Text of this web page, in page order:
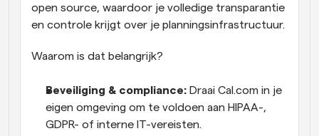
open source, waardoor je volledige transparantie
en controle krijgt over je planningsinfrastructuur.
Waarom is dat belangrijk?
Beveiliging & compliance: Draai Cal.com in je
eigen omgeving om te voldoen aan HIPAA-,
GDPR- of interne IT-vereisten.